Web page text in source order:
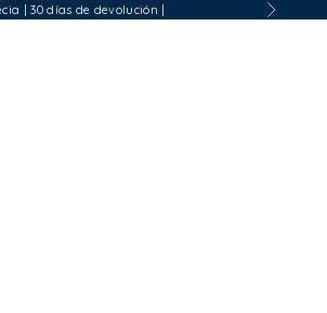
| 30 días de devolución | Siguiente